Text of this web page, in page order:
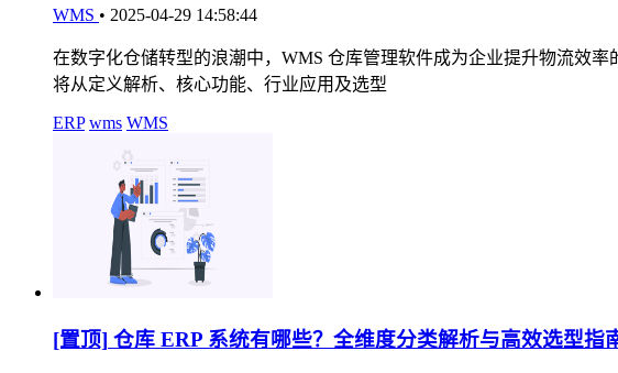
WMS • 2025-04-29 14:58:44
在数字化仓储转型的浪潮中，WMS 仓库管理软件成为企业提升物流效
将从定义解析、核心功能、行业应用及选型
ERP wms WMS
[置顶] 仓库 ERP 系统有哪些？全维度分类解析与高效选型指